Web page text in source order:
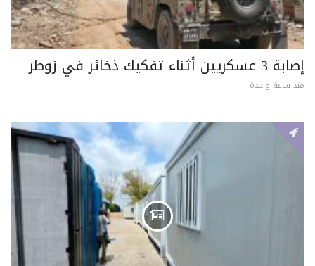
إصابة 3 عسكريين أثناء تفكيك ذخائر في زوطر
منذ ساعة واحدة